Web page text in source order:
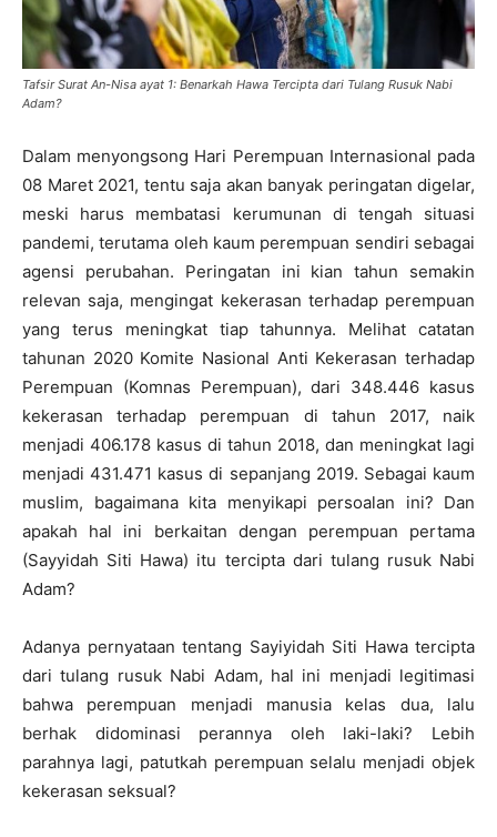
Tafsir Surat An-Nisa ayat 1: Benarkah Hawa Tercipta dari Tulang Rusuk Nabi
Adam?
Dalam menyongsong Hari Perempuan Internasional pada
08 Maret 2021, tentu saja akan banyak peringatan digelar,
meski harus membatasi kerumunan di tengah situasi
pandemi, terutama oleh kaum perempuan sendiri sebagai
agensi perubahan. Peringatan ini kian tahun semakin
relevan saja, mengingat kekerasan terhadap perempuan
yang terus meningkat tiap tahunnya. Melihat catatan
tahunan 2020 Komite Nasional Anti Kekerasan terhadap
Perempuan (Komnas Perempuan), dari 348.446 kasus
kekerasan terhadap perempuan di tahun 2017, naik
menjadi 406.178 kasus di tahun 2018, dan meningkat lagi
menjadi 431.471 kasus di sepanjang 2019. Sebagai kaum
muslim, bagaimana kita menyikapi persoalan ini? Dan
apakah hal ini berkaitan dengan perempuan pertama
(Sayyidah Siti Hawa) itu tercipta dari tulang rusuk Nabi
Adam?
Adanya pernyataan tentang Sayiyidah Siti Hawa tercipta
dari tulang rusuk Nabi Adam, hal ini menjadi legitimasi
bahwa perempuan menjadi manusia kelas dua, lalu
berhak didominasi perannya oleh laki-laki? Lebih
parahnya lagi, patutkah perempuan selalu menjadi objek
kekerasan seksual?